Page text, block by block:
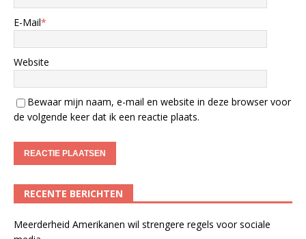
E-Mail*
Website
Bewaar mijn naam, e-mail en website in deze browser voor
de volgende keer dat ik een reactie plaats.
RECENTE BERICHTEN
Meerderheid Amerikanen wil strengere regels voor sociale